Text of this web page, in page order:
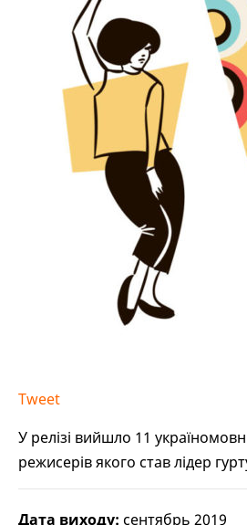
Tweet
У релізі вийшло 11
режисерів якого став лідер
Дата виходу: сентябрь 2019